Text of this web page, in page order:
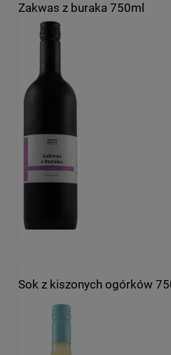
Zakwas z buraka 750ml
Sok z kiszonych ogórków